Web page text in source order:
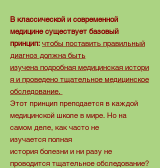
В классической и современной
медицине существует базовый
принцип: чтобы поставить правильный
диагноз должна быть
изучена подробная медицинская истори
я и проведено тщательное медицинское
обследование.
Этот принцип преподается в каждой
медицинской школе в мире. Но на
самом деле, как часто не
изучается полная
история болезни и ни разу не
проводится тщательное обследование?